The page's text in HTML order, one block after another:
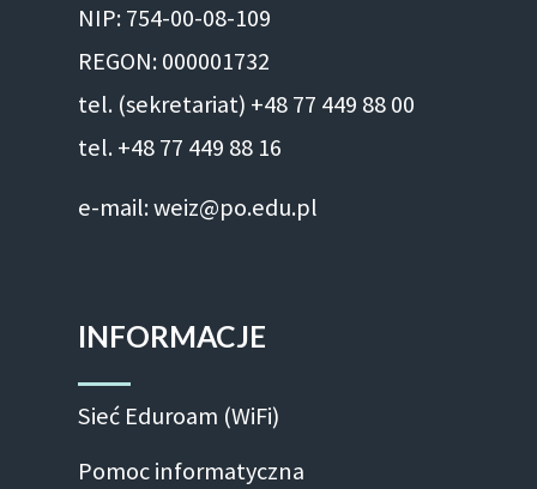
NIP: 754-00-08-109
REGON: 000001732
tel. (sekretariat) +48 77 449 88 00
tel. +48 77 449 88 16
e-mail: weiz@po.edu.pl
INFORMACJE
Sieć Eduroam (WiFi)
Pomoc informatyczna